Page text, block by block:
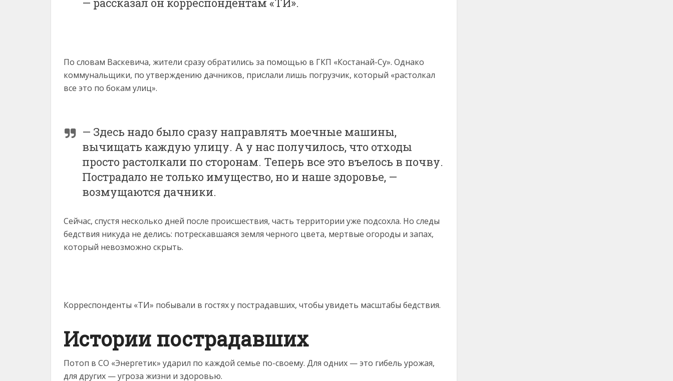
По словам Васкевича, жители сразу обратились за помощью в ГКП «Костанай-Су». Однако
коммунальщики, по утверждению дачников, прислали лишь погрузчик, который «растолкал
все это по бокам улиц».
— Здесь надо было сразу направлять моечные машины,
вычищать каждую улицу. А у нас получилось, что отходы
просто растолкали по сторонам. Теперь все это въелось в почву.
Пострадало не только имущество, но и наше здоровье, —
возмущаются дачники.
Сейчас, спустя несколько дней после происшествия, часть территории уже подсохла. Но следы
бедствия никуда не делись: потрескавшаяся земля черного цвета, мертвые огороды и запах,
который невозможно скрыть.
Корреспонденты «ТИ» побывали в гостях у пострадавших, чтобы увидеть масштабы бедствия.
Истории пострадавших
Потоп в СО «Энергетик» ударил по каждой семье по-своему. Для одних — это гибель урожая,
для других — угроза жизни и здоровью.